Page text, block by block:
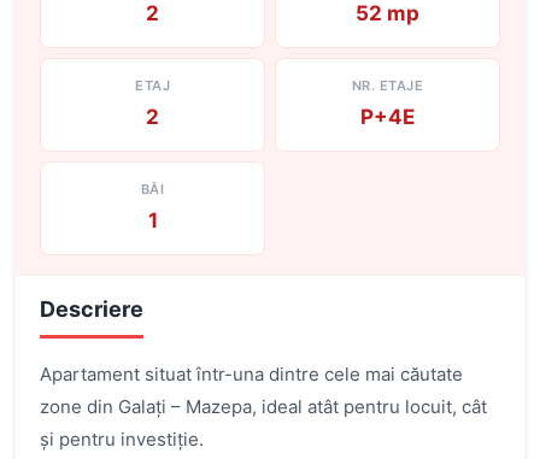
2 52 mp
ETAJ
2
NR. ETAJE
P+4E
BĂI
1
Descriere
Apartament situat într-una dintre cele mai căutate
zone din Galați – Mazepa, ideal atât pentru locuit, cât
și pentru investiție.